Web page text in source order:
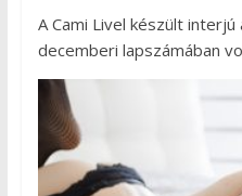
A Cami Livel készült
decemberi lapszámában